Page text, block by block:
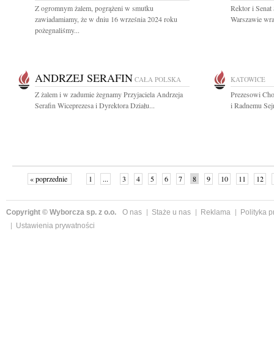
Z ogromnym żalem, pogrążeni w smutku
zawiadamiamy, że w dniu 16 września 2024 roku
pożegnaliśmy...
Rektor i
Warszawie
ANDRZEJ SERAFIN CAŁA POLSKA
Z żalem i w zadumie żegnamy Przyjaciela Andrzeja
Serafin Wiceprezesa i Dyrektora Działu...
KATOWICE
Prezesowi
i Radnemu
« poprzednie 1 ... 3 4 5 6 7 8 9 10 11 12
Copyright © Wyborcza sp. z o.o. O nas Staże u nas Reklama
Polityka
Ustawienia prywatności